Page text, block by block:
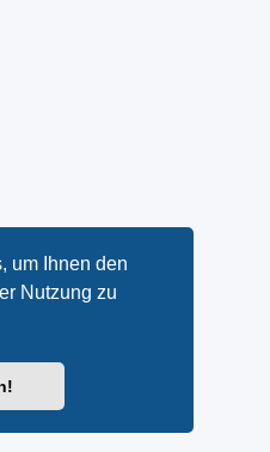
um Ihnen den
Nutzung zu